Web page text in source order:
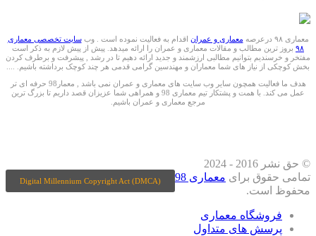
معماری ۹۸ درعرصه معماری و عمران اقدام به فعالیت نموده است . وبسایت تخصصی معماری
۹۸ بروز ترین مطالب و مقالات معماری و عمران را ارائه میدهد. پیش از پیش لازم به ذکر است
مفتخر و خرسندیم بتوانیم مطالبی ارزشمند و جدید ارائه دهیم تا در رشد , پیشرفت و برطرف کردن
بخش کوچکی از نیاز های شما معماران و مهندسین گرامی قدمی هر چند کوچک برداشته باشیم. ....
هدف ما فعالیت همچون سایر وب سایت های معماری و عمران نمی باشد , معمار98 حرفه ای تر
عمل می کند. با همت و پشتکار تیم معماری 98 و همراهی شما عزیزان قصد داریم تا بزرگ ترین
مرجع معماری و عمران باشیم.
Digital Millennium Copyright Act (DMCA)
© حق نشر 2016 - 2024
تمامی حقوق برای معماری 98
محفوظ است.
فروشگاه معماری
پرسش های متداول